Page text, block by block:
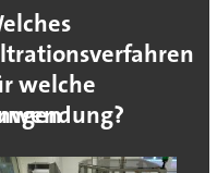
welche